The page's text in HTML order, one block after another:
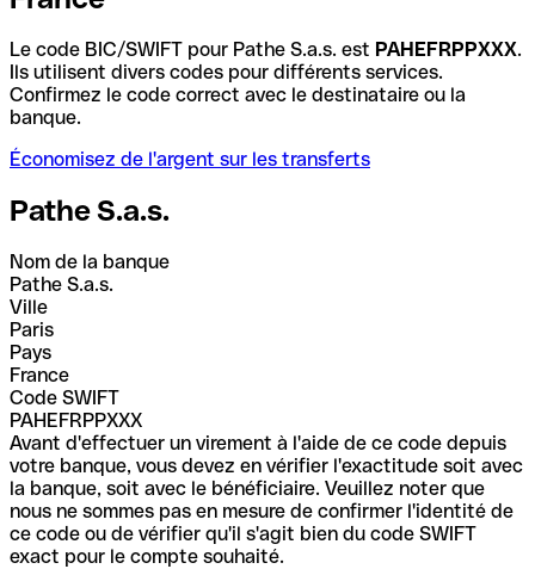
Le code BIC/SWIFT pour Pathe S.a.s. est PAHEFRPPXXX.
Ils utilisent divers codes pour différents services.
Confirmez le code correct avec le destinataire ou la
banque.
Économisez de l'argent sur les transferts
Pathe S.a.s.
Nom de la banque
Pathe S.a.s.
Ville
Paris
Pays
France
Code SWIFT
PAHEFRPPXXX
Avant d'effectuer un virement à l'aide de ce code depuis
votre banque, vous devez en vérifier l'exactitude soit avec
la banque, soit avec le bénéficiaire. Veuillez noter que
nous ne sommes pas en mesure de confirmer l'identité de
ce code ou de vérifier qu'il s'agit bien du code SWIFT
exact pour le compte souhaité.